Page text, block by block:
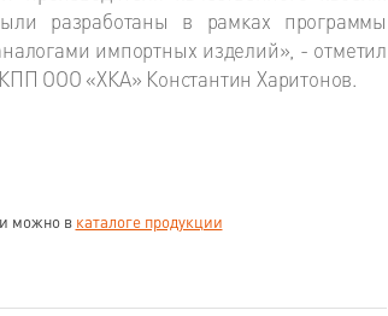
разработаны в рамках программы
импортных изделий», - отметил
ООО «ХКА» Константин Харитонов.
можно в каталоге продукции